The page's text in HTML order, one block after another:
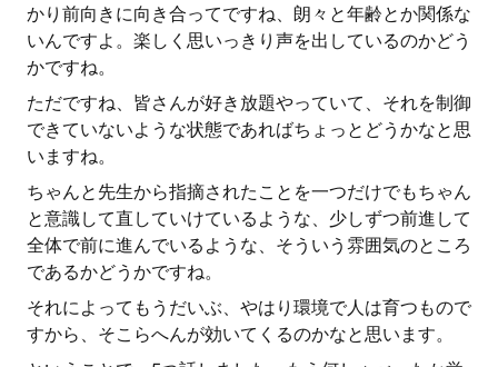
かり前向きに向き合ってですね、朗々と年齢とか関係な
いんですよ。楽しく思いっきり声を出しているのかどう
かですね。
ただですね、皆さんが好き放題やっていて、それを制御
できていないような状態であればちょっとどうかなと思
いますね。
ちゃんと先生から指摘されたことを一つだけでもちゃん
と意識して直していけているような、少しずつ前進して
全体で前に進んでいるような、そういう雰囲気のところ
であるかどうかですね。
それによってもうだいぶ、やはり環境で人は育つもので
すから、そこらへんが効いてくるのかなと思います。